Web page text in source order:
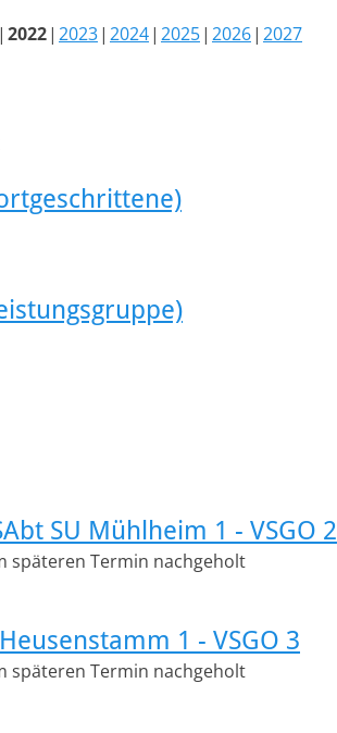
2022 2023 2024 2025 2026 2027
SU Mühlheim 1 - VSGO 2
späteren Termin nachgeholt
1 - VSGO 3
späteren Termin nachgeholt